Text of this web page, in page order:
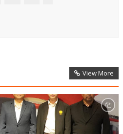
View More